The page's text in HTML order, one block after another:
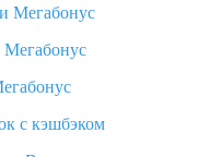
с Алиэкспресс
когда вернут деньги?
как их получить и
за метод доставки и
Мегабонус
с кэшбэком